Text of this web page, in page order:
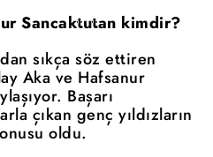
Sancaktutan kimdir?
sıkça söz ettiren
Aka ve Hafsanur
Başarı
çıkan genç yıldızların
oldu.